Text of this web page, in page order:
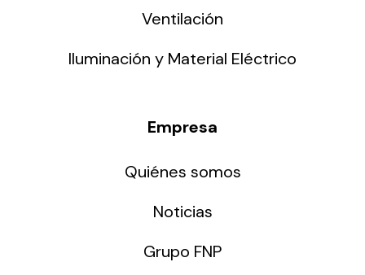
Ventilación
Iluminación y Material Eléctrico
Empresa
Quiénes somos
Noticias
Grupo FNP